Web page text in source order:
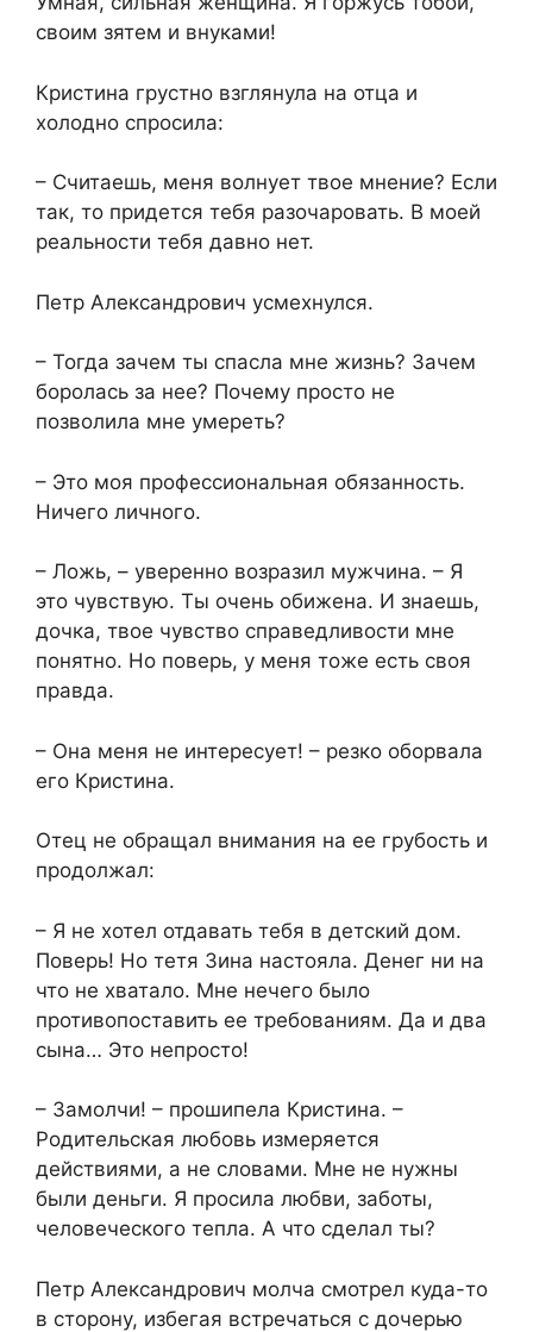
своим зятем и внуками!
Кристина грустно взглянула на отца и
холодно спросила:
– Считаешь, меня волнует твое мнение? Если
так, то придется тебя разочаровать. В моей
реальности тебя давно нет.
Петр Александрович усмехнулся.
– Тогда зачем ты спасла мне жизнь? Зачем
боролась за нее? Почему просто не
позволила мне умереть?
– Это моя профессиональная обязанность.
Ничего личного.
– Ложь, – уверенно возразил мужчина. – Я
это чувствую. Ты очень обижена. И знаешь,
дочка, твое чувство справедливости мне
понятно. Но поверь, у меня тоже есть своя
правда.
– Она меня не интересует! – резко оборвала
его Кристина.
Отец не обращал внимания на ее грубость и
продолжал:
– Я не хотел отдавать тебя в детский дом.
Поверь! Но тетя Зина настояла. Денег ни на
что не хватало. Мне нечего было
противопоставить ее требованиям. Да и два
сына… Это непросто!
– Замолчи! – прошипела Кристина. –
Родительская любовь измеряется
действиями, а не словами. Мне не нужны
были деньги. Я просила любви, заботы,
человеческого тепла. А что сделал ты?
Петр Александрович молча смотрел куда-то
в сторону, избегая встречаться с дочерью